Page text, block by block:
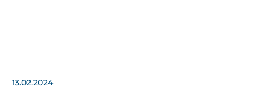
13.02.2024